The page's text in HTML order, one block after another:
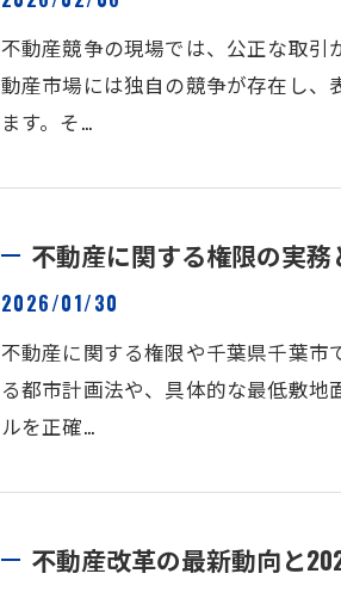
不動産競争の現場では、公正な取
動産市場には独自の競争が存在し、
ます。そ…
不動産に関する権限の実
2026/01/30
不動産に関する権限や千葉県千葉
る都市計画法や、具体的な最低敷
ルを正確…
不動産改革の最新動向と